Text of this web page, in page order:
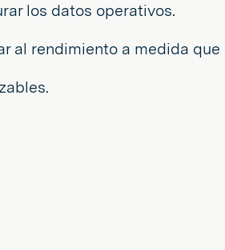
los datos operativos.
al rendimiento a medida que